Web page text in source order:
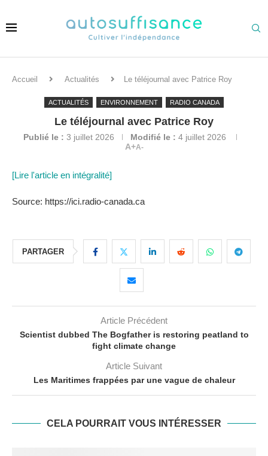
Accueil Actualités Le téléjournal avec Patrice Roy
ACTUALITÉS ENVIRONNEMENT RADIO CANADA
Le téléjournal avec Patrice Roy
Publié le : 3 juillet 2026 Modifié le : 4 juillet 2026
A+A-
[Lire l'article en intégralité]
Source: https://ici.radio-canada.ca
PARTAGER
Article Précédent
Scientist dubbed The Bogfather is restoring peatland to
fight climate change
Article Suivant
Les Maritimes frappées par une vague de chaleur
CELA POURRAIT VOUS INTÉRESSER